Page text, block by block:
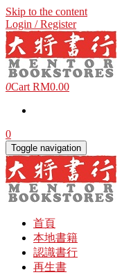
Skip to the content
Login / Register
0Cart RM0.00
0
Toggle navigation
首頁
本地書籍
認識書行
再生書